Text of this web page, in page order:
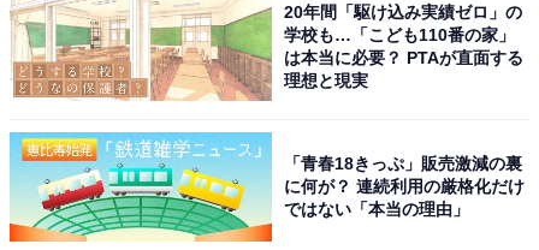
ている有名人で2位に入った目黒蓮さんがランクインし
ました。
＞次ページ：5位までのランキング結果
20年間「駆け込み実績ゼロ」の
学校も…「こども110番の家」
は本当に必要？ PTAが直面する
理想と現実
「青春18きっぷ」販売激減の裏
に何が？ 連続利用の厳格化だけ
ではない「本当の理由」